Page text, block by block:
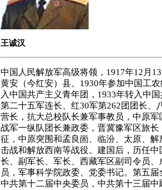
王诚汉
中国人民解放军高级将领，1917年12月
黄安（今红安）县。1930年参加中国工
入中国共产主义青年团，1933年转入中
第二十五军连长、红30军第262团团长、
营长，抗大总校队长兼军事教员，中原军
战军一纵队团长兼政委，晋冀豫军区旅长
征，中原突围和孟良崮、临汾、太原、解
击战和解放西南等战役。建国后，历任中
长、副军长、军长、西藏军区副司令员、
员，军事科学院政委、党委书记。第五
中共第十二届中央委员，中共第十三届中